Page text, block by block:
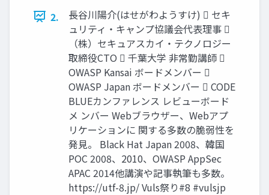
2.
長谷川陽介(はせがわようすけ)  セキ
ュリティ・キャンプ協議会代表理事 
（株）セキュアスカイ・テクノロジー
取締役CTO  千葉大学 非常勤講師 
OWASP Kansai ボードメンバー 
OWASP Japan ボードメンバー  CODE
BLUEカンファレンス レビューボード
メ ンバー Webブラウザー、Webアプ
リケーションに 関する多数の脆弱性を
発見。 Black Hat Japan 2008、韓国
POC 2008、2010、OWASP AppSec
APAC 2014他講演や記事執筆も多数。
https://utf-8.jp/ Vuls祭り#8 #vulsjp